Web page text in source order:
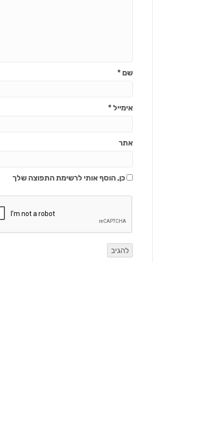
שם*
אימייל*
אתר
כן, הוסף אותי לרשימת התפוצה שלך